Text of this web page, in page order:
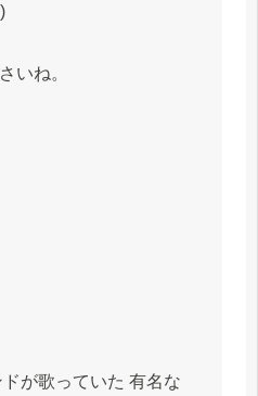
いね。
が歌っていた 有名な